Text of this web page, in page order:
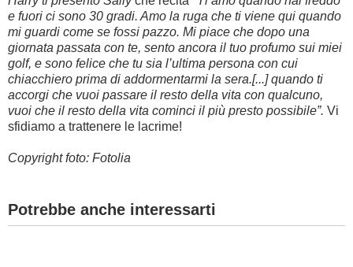
e fuori ci sono 30 gradi. Amo la ruga che ti viene qui quando
mi guardi come se fossi pazzo. Mi piace che dopo una
giornata passata con te, sento ancora il tuo profumo sui miei
golf, e sono felice che tu sia l’ultima persona con cui
chiacchiero prima di addormentarmi la sera.[...] quando ti
accorgi che vuoi passare il resto della vita con qualcuno,
vuoi che il resto della vita cominci il più presto possibile”. Vi
sfidiamo a trattenere le lacrime!
Copyright foto: Fotolia
Potrebbe anche interessarti